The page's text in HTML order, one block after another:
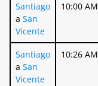
Santiago
a San
Vicente
10:00 AM
Santiago
a San
Vicente
10:26 AM